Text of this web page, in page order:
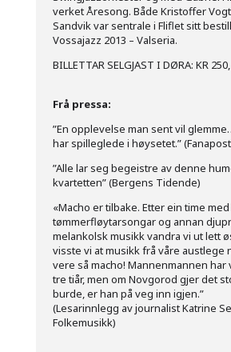
verket Åresong. Både Kristoffer
Sandvik var sentrale i Fliflet sitt
Vossajazz 2013 – Valseria.
BILLETTAR SELGJAST I DØRA: KR
Frå pressa:
”En opplevelse man sent vil
har spilleglede i høysetet.”
”Alle lar seg begeistre av denne
kvartetten” (Bergens Tidende)
«Macho er tilbake. Etter ein time
tømmerfløytarsongar og annan
melankolsk musikk vandra vi ut lett
visste vi at musikk frå våre austlege
vere så macho! Mannenmannen har
tre tiår, men om Novgorod gjer det
burde, er han på veg inn igjen.”
(Lesarinnlegg av journalist Katrine
Folkemusikk)